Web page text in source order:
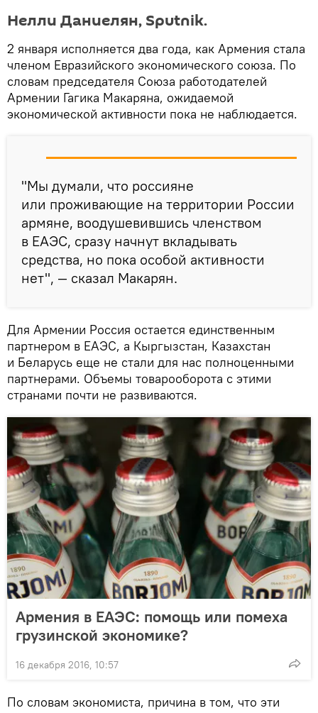
Нелли Даниелян, Sputnik.
2 января исполняется два года, как Армения стала
членом Евразийского экономического союза. По
словам председателя Союза работодателей
Армении Гагика Макаряна, ожидаемой
экономической активности пока не наблюдается.
"Мы думали, что россияне
или проживающие на территории России
армяне, воодушевившись членством
в ЕАЭС, сразу начнут вкладывать
средства, но пока особой активности
нет", — сказал Макарян.
Для Армении Россия остается единственным
партнером в ЕАЭС, а Кыргызстан, Казахстан
и Беларусь еще не стали для нас полноценными
партнерами. Объемы товарооборота с этими
странами почти не развиваются.
Армения в ЕАЭС: помощь или помеха
грузинской экономике?
16 декабря 2016, 10:57
По словам экономиста, причина в том, что эти